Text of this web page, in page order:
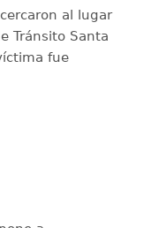
al lugar
Tránsito Santa
fue